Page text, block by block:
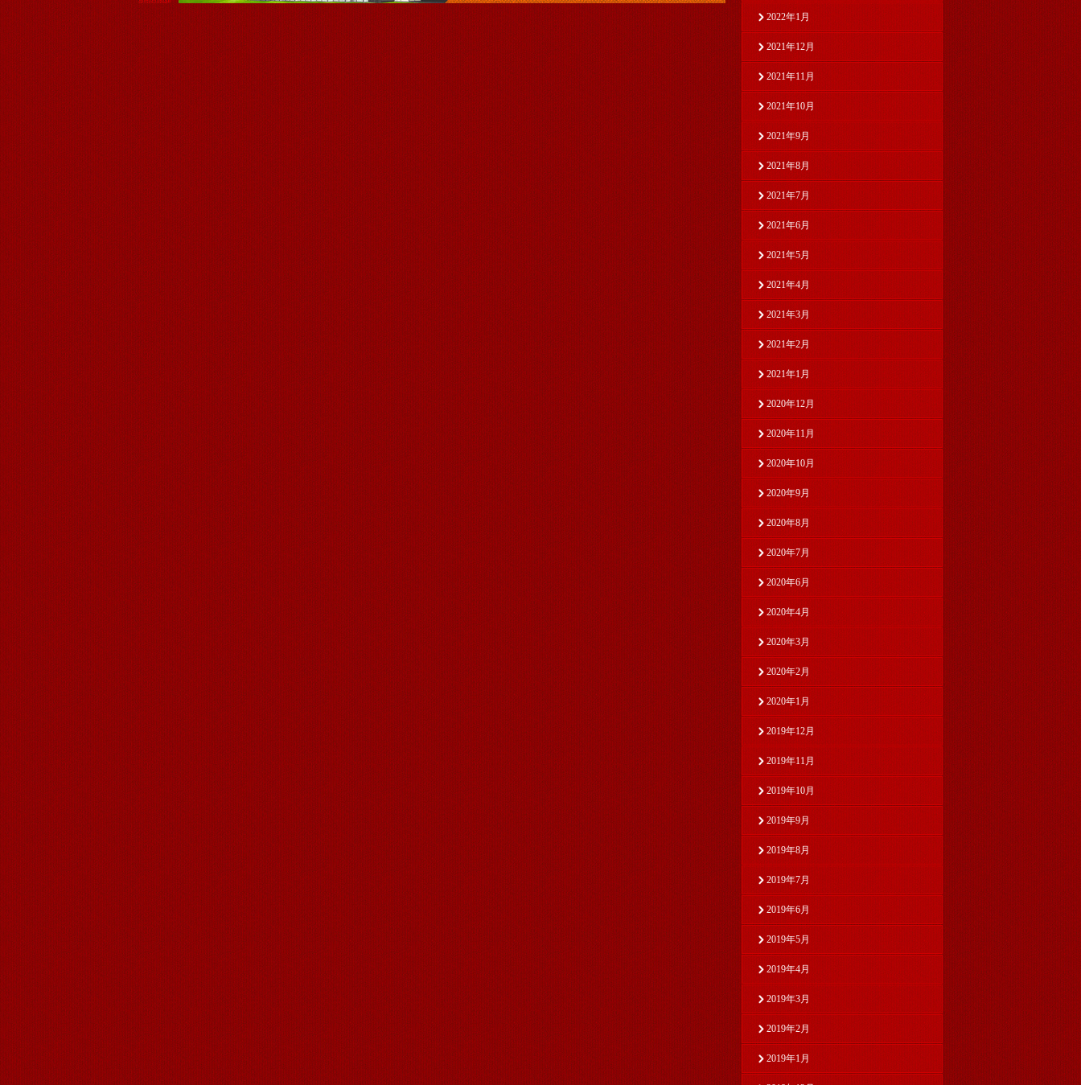
2022年1月
2021年12月
2021年11月
2021年10月
2021年9月
2021年8月
2021年7月
2021年6月
2021年5月
2021年4月
2021年3月
2021年2月
2021年1月
2020年12月
2020年11月
2020年10月
2020年9月
2020年8月
2020年7月
2020年6月
2020年4月
2020年3月
2020年2月
2020年1月
2019年12月
2019年11月
2019年10月
2019年9月
2019年8月
2019年7月
2019年6月
2019年5月
2019年4月
2019年3月
2019年2月
2019年1月